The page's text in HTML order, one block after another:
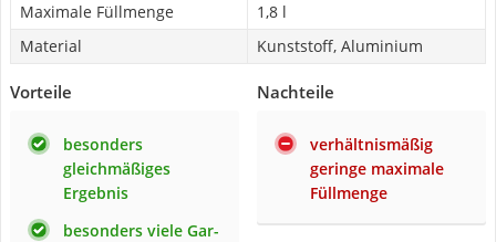
Maximale Füllmenge
1,8 l
Material
Kunststoff, Aluminium
Vorteile
besonders
gleichmäßiges
Ergebnis
besonders viele Gar-
Nachteile
verhältnismäßig
geringe maximale
Füllmenge